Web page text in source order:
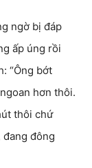
ngờ bị đáp
ấp úng rồi
“Ông bớt
hơn thôi.
thôi chứ
đang đông